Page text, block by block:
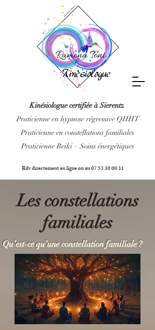
Kinésiologue certifiée à Sierentz
Praticienne en hypnose régressive QHHT
Praticienne en constellations familiales
Praticienne Reiki – Soins énergétiques
Rdv directement en ligne ou au07 53 30 00 31
Les constellations
familiales
Qu’est-ce qu’une constellation familiale ?